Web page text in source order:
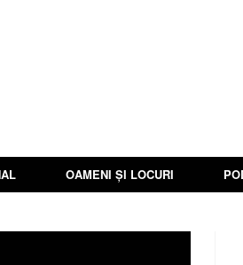
OAMENI ȘI LOCURI